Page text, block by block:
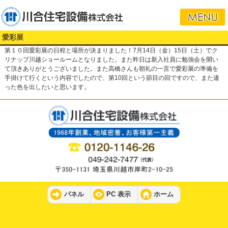
愛彩展
第１０回愛彩展の日程と場所が決まりました！7月14日（金）15日（土）でク
リナップ川越ショールームとなりました。また昨日は新入社員に勉強会を開い
て頂きありがとうございました。また高橋さんも朝礼の一言で愛彩展の準備を
手掛けて行くという内容でしたので、第10回という節目の回ですので、また違
った色を出したいと思います。
パネル PC 表示 ホーム